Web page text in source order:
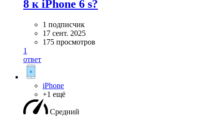
8 к iPhone 6 s?
1 подписчик
17 сент. 2025
175 просмотров
1
ответ
iPhone
+1 ещё
Средний